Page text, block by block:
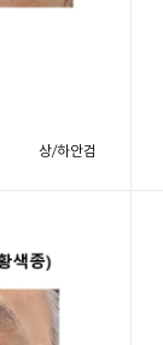
상/하안검